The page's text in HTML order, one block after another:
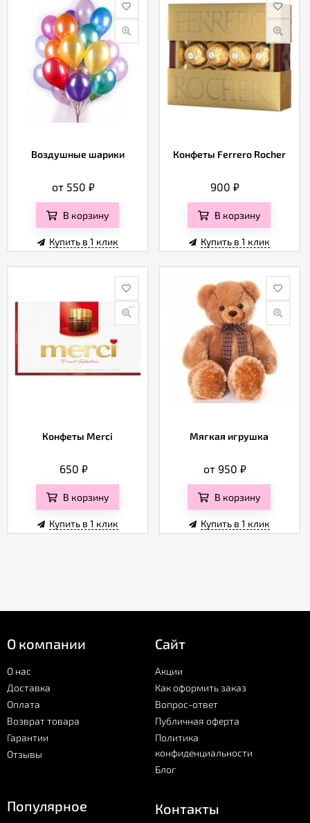
Воздушные шарики
от 550₽
В корзину
Купить в 1 клик
Конфеты Ferrero Rocher
900₽
В корзину
Купить в 1 клик
Конфеты Merci
650 ₽
В корзину
Купить в 1 клик
Мягкая игрушка
от 950₽
В корзину
Купить в 1 клик
О компании
О нас
Доставка
Оплата
Возврат товара
Гарантии
Отзывы
Сайт
Акции
Как оформить заказ
Вопрос-ответ
Публичная оферта
Политика
конфиденциальности
Блог
Популярное Контакты